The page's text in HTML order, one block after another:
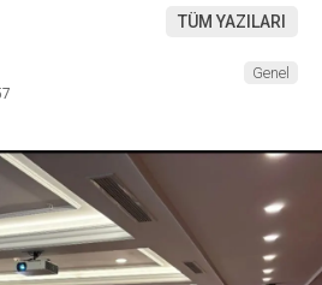
TÜM YAZILARI
Genel